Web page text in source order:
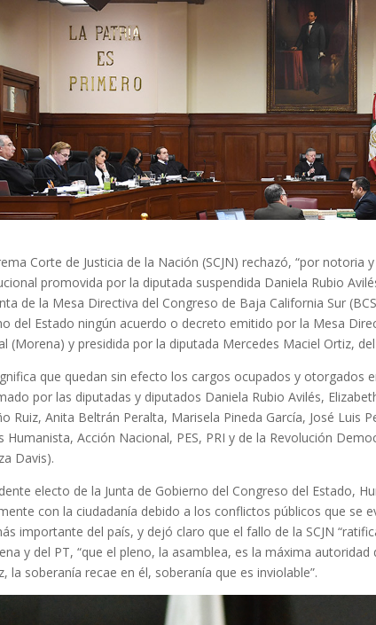
Corte de Justicia de la Nación (SCJN) rechazó, “por
promovida por la diputada suspendida Daniela Rubio
de la Mesa Directiva del Congreso de Baja California Sur
del Estado ningún acuerdo o decreto emitido por la Mesa
(Morena) y presidida por la diputada Mercedes Maciel Ortiz,
que quedan sin efecto los cargos ocupados y otorgados
por las diputadas y diputados Daniela Rubio Avilés,
Ruiz, Anita Beltrán Peralta, Marisela Pineda García, José Luis
Humanista, Acción Nacional, PES, PRI y de la Revolución
Davis).
electo de la Junta de Gobierno del Congreso del Estado,
con la ciudadanía debido a los conflictos públicos que se
importante del país, y dejó claro que el fallo de la SCJN
y del PT, “que el pleno, la asamblea, es la máxima
la soberanía recae en él, soberanía que es inviolable”.